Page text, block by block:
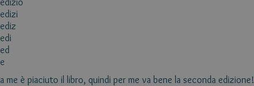
edizi
ediz
edi
ed
e
a me è piaciuto il libro, quindi per me va bene la seconda edizione!